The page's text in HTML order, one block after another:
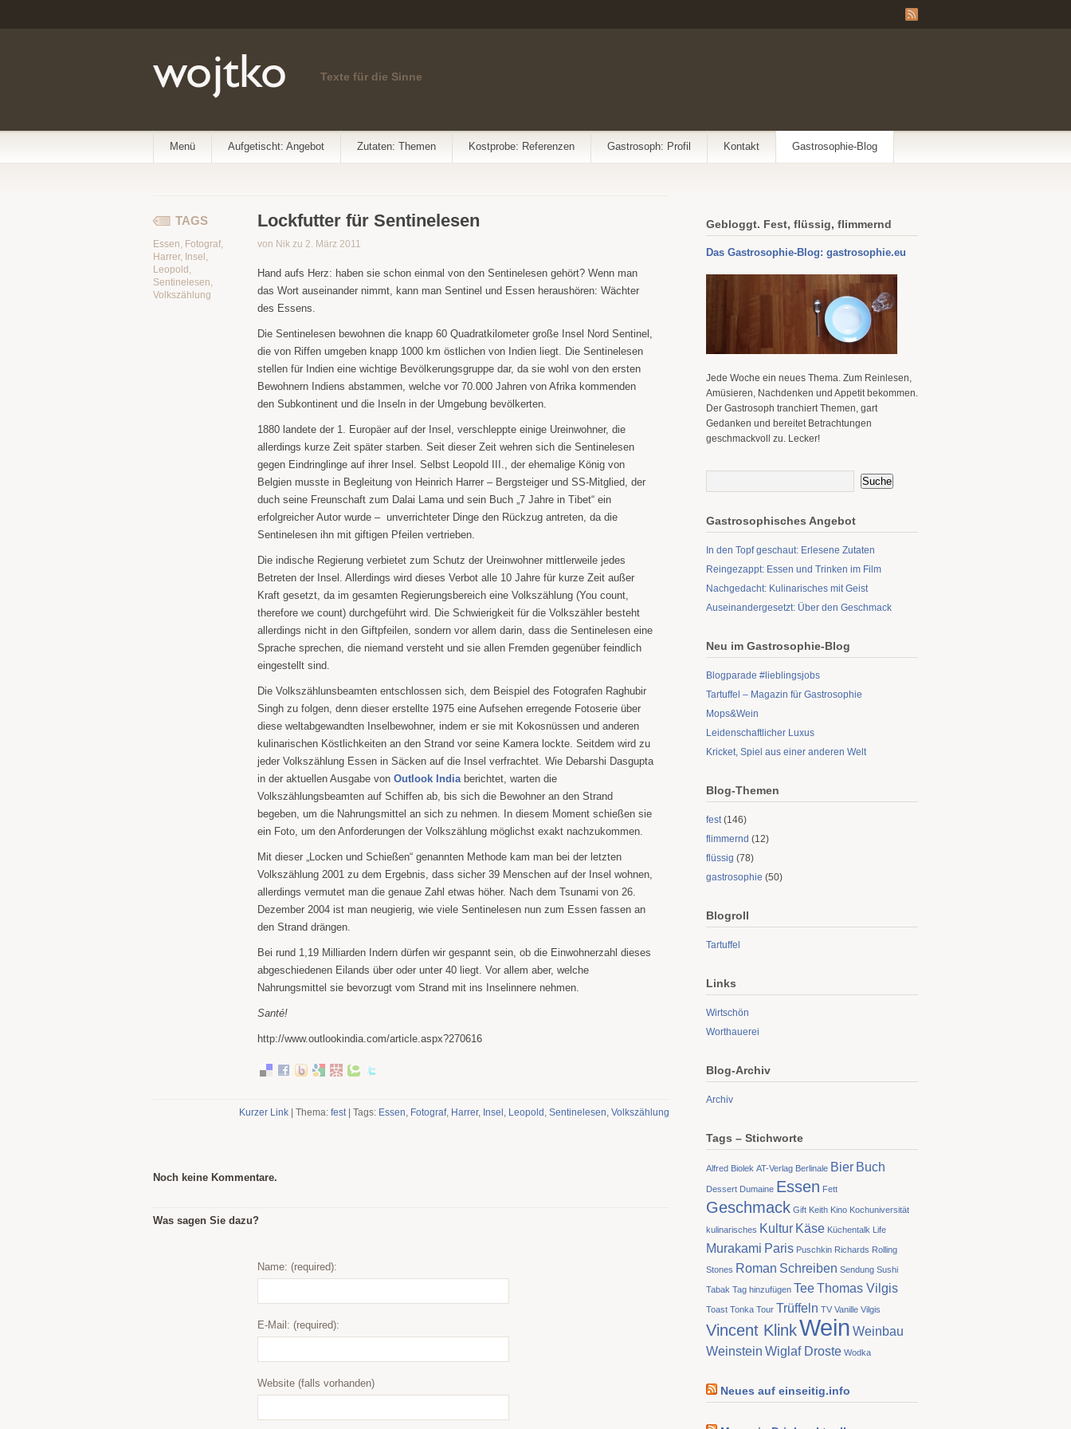
Texte für die Sinne
Menü Aufgetischt: Angebot Zutaten: Themen Kostprobe: Referenzen Gastrosoph: Profil Kontakt Gastrosophie-Blog
TAGS
Essen, Fotograf,
Harrer, Insel ,
Leopold ,
Sentinelesen,
Volkszählung
Lockfutter für Sentinelesen
von Nik zu 2. März 2011
Hand aufs Herz: haben sie schon einmal von den Sentinelesen gehört? Wenn man
das Wort auseinander nimmt, kann man Sentinel und Essen heraushören: Wächter
des Essens.
Die Sentinelesen bewohnen die knapp 60 Quadratkilometer große Insel Nord Sentinel,
die von Riffen umgeben knapp 1000 km östlichen von Indien liegt. Die Sentinelesen
stellen für Indien eine wichtige Bevölkerungsgruppe dar, da sie wohl von den ersten
Bewohnern Indiens abstammen, welche vor 70.000 Jahren von Afrika kommenden
den Subkontinent und die Inseln in der Umgebung bevölkerten.
1880 landete der 1. Europäer auf der Insel, verschleppte einige Ureinwohner, die
allerdings kurze Zeit später starben. Seit dieser Zeit wehren sich die Sentinelesen
gegen Eindringlinge auf ihrer Insel. Selbst Leopold III., der ehemalige König von
Belgien musste in Begleitung von Heinrich Harrer – Bergsteiger und SS-Mitglied, der
duch seine Freunschaft zum Dalai Lama und sein Buch „7 Jahre in Tibet“ ein
erfolgreicher Autor wurde – unverrichteter Dinge den Rückzug antreten, da die
Sentinelesen ihn mit giftigen Pfeilen vertrieben.
Die indische Regierung verbietet zum Schutz der Ureinwohner mittlerweile jedes
Betreten der Insel. Allerdings wird dieses Verbot alle 10 Jahre für kurze Zeit außer
Kraft gesetzt, da im gesamten Regierungsbereich eine Volkszählung (You count,
therefore we count) durchgeführt wird. Die Schwierigkeit für die Volkszähler besteht
allerdings nicht in den Giftpfeilen, sondern vor allem darin, dass die Sentinelesen eine
Sprache sprechen, die niemand versteht und sie allen Fremden gegenüber feindlich
eingestellt sind.
Die Volkszählunsbeamten entschlossen sich, dem Beispiel des Fotografen Raghubir
Singh zu folgen, denn dieser erstellte 1975 eine Aufsehen erregende Fotoserie über
diese weltabgewandten Inselbewohner, indem er sie mit Kokosnüssen und anderen
kulinarischen Köstlichkeiten an den Strand vor seine Kamera lockte. Seitdem wird zu
jeder Volkszählung Essen in Säcken auf die Insel verfrachtet. Wie Debarshi Dasgupta
in der aktuellen Ausgabe von Outlook Indiaberichtet, warten die
Volkszählungsbeamten auf Schiffen ab, bis sich die Bewohner an den Strand
begeben, um die Nahrungsmittel an sich zu nehmen. In diesem Moment schießen sie
ein Foto, um den Anforderungen der Volkszählung möglichst exakt nachzukommen.
Mit dieser „Locken und Schießen“ genannten Methode kam man bei der letzten
Volkszählung 2001 zu dem Ergebnis, dass sicher 39 Menschen auf der Insel wohnen,
allerdings vermutet man die genaue Zahl etwas höher. Nach dem Tsunami von 26.
Dezember 2004 ist man neugierig, wie viele Sentinelesen nun zum Essen fassen an
den Strand drängen.
Bei rund 1,19 Milliarden Indern dürfen wir gespannt sein, ob die Einwohnerzahl dieses
abgeschiedenen Eilands über oder unter 40 liegt. Vor allem aber, welche
Nahrungsmittel sie bevorzugt vom Strand mit ins Inselinnere nehmen.
Santé!
http://www.outlookindia.com/article.aspx?270616
Kurzer Link | Thema: fest| Tags: Essen, Fotograf, Harrer, Insel , Leopold , Sentinelesen, Volkszählung
Noch keine Kommentare.
Was sagen Sie dazu?
Name: (required):
E-Mail: (required):
Website (falls vorhanden)
Gebloggt. Fest, flüssig, flimmernd
Das Gastrosophie-Blog: gastrosophie.eu
Jede Woche ein neues Thema. Zum Reinlesen,
Amüsieren, Nachdenken und Appetit bekommen.
Der Gastrosoph tranchiert Themen, gart
Gedanken und bereitet Betrachtungen
geschmackvoll zu. Lecker!
Gastrosophisches Angebot
In den Topf geschaut: Erlesene Zutaten
Reingezappt: Essen und Trinken im Film
Nachgedacht: Kulinarisches mit Geist
Auseinandergesetzt: Über den Geschmack
Neu im Gastrosophie-Blog
Blogparade #lieblingsjobs
Tartuffel – Magazin für Gastrosophie
Mops&Wein
Leidenschaftlicher Luxus
Kricket, Spiel aus einer anderen Welt
Blog-Themen
fest(146)
flimmernd (12)
flüssig (78)
gastrosophie (50)
Blogroll
Tartuffel
Links
Wirtschön
Worthauerei
Blog-Archiv
Archiv
Tags – Stichworte
Alfred Biolek AT-Verlag Berlinale Bier Buch
Dessert Dumaine Essen Fett
Geschmack Gift Keith Kino Kochuniversität
kulinarisches Kultur Käse Küchentalk Life
Murakami Paris Puschkin Richards Rolling
Stones Roman Schreiben Sendung Sushi
Tabak Tag hinzufügen TeeThomas Vilgis
Toast Tonka Tour Trüffeln TV Vanille Vilgis
Vincent KlinkWein Weinbau
Weinstein Wiglaf Droste Wodka
Neues auf einseitig.info